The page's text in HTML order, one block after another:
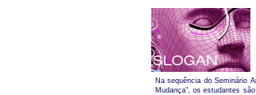
Na sequência do Seminário
Mudança", os estudantes